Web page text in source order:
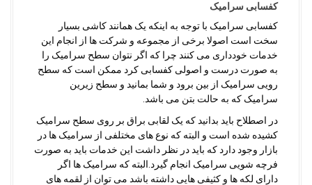
کفسابی سرامیک
کفسابی سرامیک با توجه به اینکه یک همانند کاشی بسیار
سخت است اصولا برخی از مجموعه و شرکت ها از انجام این
خدمات خودداری می کنند چرا که اگر نتوان سطح سرامیک را
به صورت درست و اصولی کفسابی کرد ممکن است که سطح
رویی سرامیک از بین برود و شما بمانید و سطح زیرین
سرامیک که به حالت بتن می باشد.
در اصطلاح باید بدانید که یک لقابی براق بر روی سطح سرامیک
کشیده شده است و البته که نوع های مختلفی از سرامیک ها در
بازار وجود دارد که باید در نظر داشت این خدمات باید به صورت
فرچه شویی سرامیک انجام گیرد.البته که سرامیک ها اگر
دارای لکه ها و کثیفی هایی داشته باشد می توان از لقمه های